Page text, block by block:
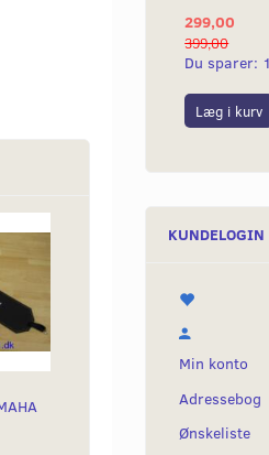
299,00
399,00
Du sparer:
Læg i kurv
KUNDELOGIN
Min konto
Adressebog
Ønskeliste